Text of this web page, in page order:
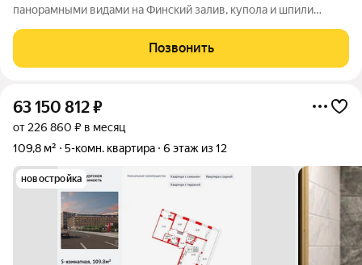
панорамными видами на Финский залив, купола и шпили
Васильевском острове с насыщенной инфраструктурой и
комфортной транспортной доступностью. Планировка
Позвонить
63 150 812₽
от 226 860 ₽ в месяц
109,8 м²
5-комн. квартира 6 этаж из 12
новостройка